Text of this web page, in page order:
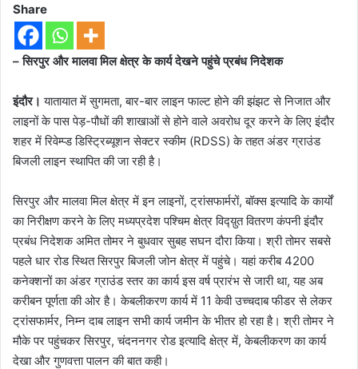
Share
– सिरपुर और मालवा मिल क्षेत्र के कार्य देखने पहुंचे प्रबंध निदेशक
इंदौर। यातायात में सुगमता, बार-बार लाइन फाल्ट होने की झंझट से निजात और
लाइनों के पास पेड़-पौधों की शाखाओं से होने वाले अवरोध दूर करने के लिए इंदौर
शहर में रिवेम्प्ड डिस्ट्रिब्यूशन सेक्टर स्कीम (RDSS) के तहत अंडर ग्राउंड
बिजली लाइन स्थापित की जा रही है।
सिरपुर और मालवा मिल क्षेत्र में इन लाइनों, ट्रांसफार्मरों, बॉक्स इत्यादि के कार्यों
का निरीक्षण करने के लिए मध्यप्रदेश पश्चिम क्षेत्र विद्य़ुत वितरण कंपनी इंदौर
प्रबंध निदेशक अमित तोमर ने बुधवार सुबह सघन दौरा किया। श्री तोमर सबसे
पहले धार रोड स्थित सिरपुर बिजली जोन क्षेत्र में पहुंचे। यहां करीब 4200
कनेक्शनों का अंडर ग्राउंड स्तर का कार्य इस वर्ष प्रारंभ से जारी था, यह अब
करीबन पूर्णता की ओर है। केबलीकरण कार्य में 11 केवी उच्चदाब फीडर से लेकर
ट्रांसफार्मर, निम्न दाब लाइन सभी कार्य जमीन के भीतर हो रहा है। श्री तोमर ने
मौके पर पहुंचकर सिरपुर, चंदननगर रोड इत्यादि क्षेत्र में, केबलीकरण का कार्य
देखा और गुणवत्ता पालन की बात कही।